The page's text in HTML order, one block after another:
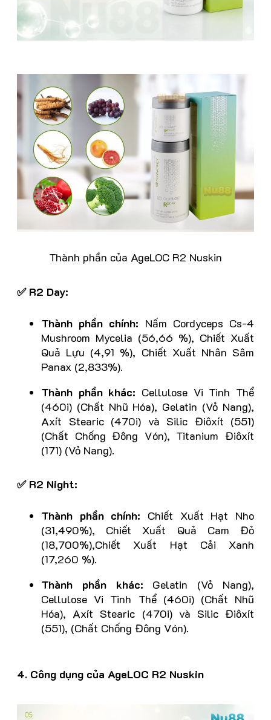
Thành phần của AgeLOC R2 Nuskin
✅ R2 Day:
Thành phần chính: Nấm Cordyceps Cs-4
Mushroom Mycelia (56,66 %), Chiết Xuất
Quả Lựu (4,91 %), Chiết Xuất Nhân Sâm
Panax (2,833%).
Thành phần khác: Cellulose Vi Tinh Thể
(460i) (Chất Nhũ Hóa), Gelatin (Vỏ Nang),
Axít Stearic (470i) và Silic Điôxít (551)
(Chất Chống Đông Vón), Titanium Điôxít
(171) (Vỏ Nang).
✅ R2 Night:
Thành phần chính: Chiết Xuất Hạt Nho
(31,490%), Chiết Xuất Quả Cam Đỏ
(18,700%),Chiết Xuất Hạt Cải Xanh
(17,260 %).
Thành phần khác: Gelatin (Vỏ Nang),
Cellulose Vi Tinh Thể (460i) (Chất Nhũ
Hóa), Axít Stearic (470i) và Silic Điôxít
(551), (Chất Chống Đông Vón).
4. Công dụng của AgeLOC R2 Nuskin